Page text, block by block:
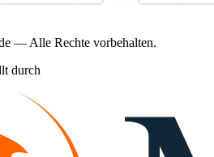
— Alle Rechte vorbehalten.
durch